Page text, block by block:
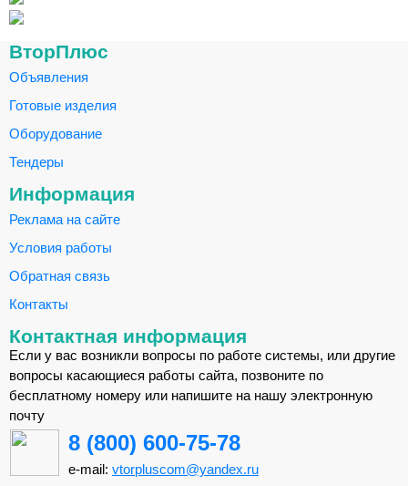
ВторПлюс
Объявления
Готовые изделия
Оборудование
Тендеры
Информация
Реклама на сайте
Условия работы
Обратная связь
Контакты
Контактная информация
Если у вас возникли вопросы по работе системы, или другие
вопросы касающиеся работы сайта, позвоните по
бесплатному номеру или напишите на нашу электронную
почту
8 (800) 600-75-78
e-mail: vtorpluscom@yandex.ru